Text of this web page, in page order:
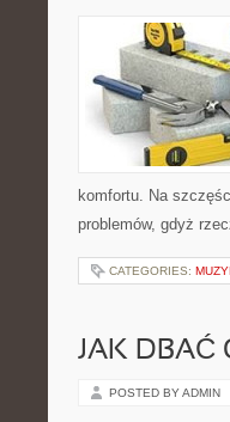
komfortu. Na
problemów, gdyż
CATEGORIES:
JAK DBAĆ
POSTED BY ADMIN